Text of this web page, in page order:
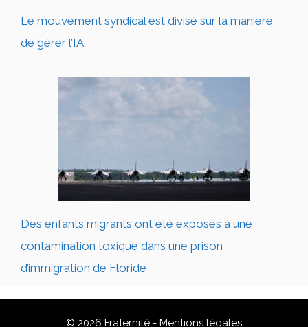
Le mouvement syndical est divisé sur la manière
de gérer l’IA
Des enfants migrants ont été exposés à une
contamination toxique dans une prison
d’immigration de Floride
© 2026 Fraternité - Mentions légales